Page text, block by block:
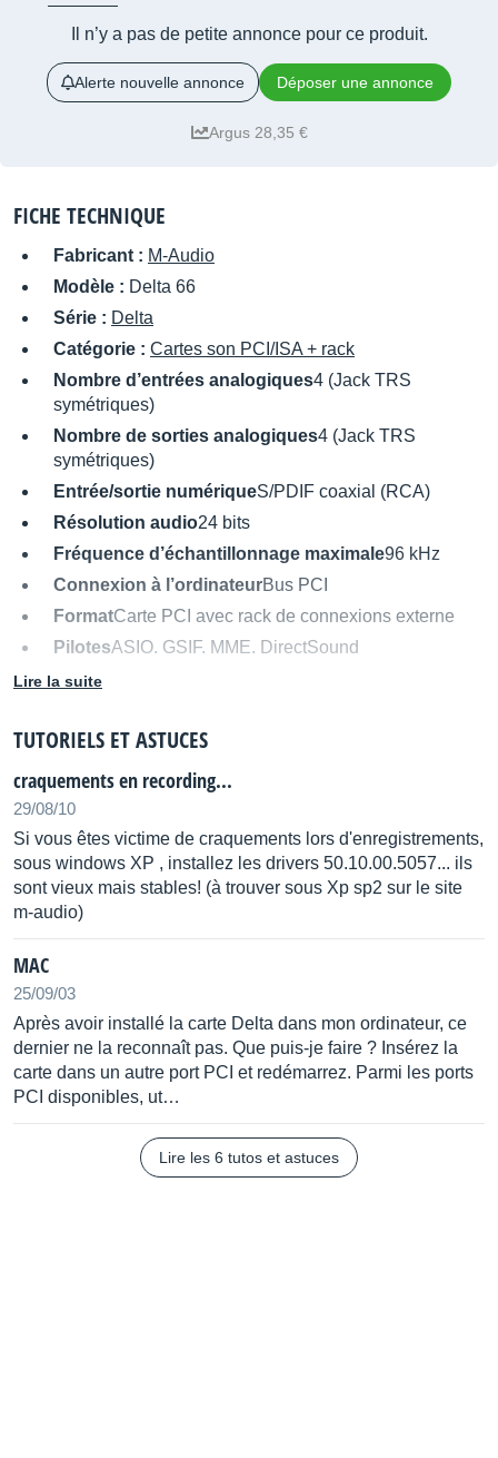
Il n’y a pas de petite annonce pour ce produit.
Alerte nouvelle annonce Déposer une annonce
Argus 28,35 €
FICHE TECHNIQUE
Fabricant : M-Audio
Modèle : Delta 66
Série : Delta
Catégorie : Cartes son PCI/ISA + rack
Nombre d’entrées analogiques4 (Jack TRS
symétriques)
Nombre de sorties analogiques4 (Jack TRS
symétriques)
Entrée/sortie numériqueS/PDIF coaxial (RCA)
Résolution audio24 bits
Fréquence d’échantillonnage maximale96 kHz
Connexion à l’ordinateurBus PCI
FormatCarte PCI avec rack de connexions externe
PilotesASIO, GSIF, MME, DirectSound
Entrée/sortie word clock
CompatibilitéPC (Windows), Mac (certains OS)
Boîtier externe
Half rack 1U
Autres dénominations :
audio buddy, delta66audiobuddy, delta66 audiobuddy,
delta66 audio buddy, delta 66audio buddy
Type :
Carte PCI, Boitier sur port Propriétaire, DSP interne,
AudioNumérique :
Convertisseur A/N : 24bits/96kHz AKM.
Convertisseur N/A : 24bits/96kHz AKM.
Latence
4 entrée(s) Jack 6,35 commutable(s) +4dBu/-10dBv.
4 sortie(s) Jack 6,35.
Lire la suite
TUTORIELS ET ASTUCES
craquements en recording...
29/08/10
Si vous êtes victime de craquements lors d'enregistrements,
sous windows XP , installez les drivers 50.10.00.5057... ils
sont vieux mais stables! (à trouver sous Xp sp2 sur le site
m-audio)
MAC
25/09/03
Après avoir installé la carte Delta dans mon ordinateur, ce
dernier ne la reconnaît pas. Que puis-je faire ? Insérez la
carte dans un autre port PCI et redémarrez. Parmi les ports
PCI disponibles, ut…
Lire les 6 tutos et astuces